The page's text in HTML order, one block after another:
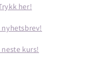
her!
kurs!